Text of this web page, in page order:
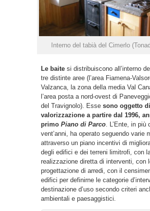
Interno del tabià del Cimerlo
Le baite si distribuiscono all’interno
tre distinte aree (l’area Fiamena-
Valzanca, la zona della media Val
l’area posta a nord-ovest di
del Travignolo). Esse sono oggetto di
valorizzazione a partire dal 1996,
primo Piano di Parco. L’Ente, in più
vent’anni, ha operato seguendo varie
attraverso un piano incentivi di
degli edifici e dei terreni limitrofi, con
realizzazione diretta di interventi, con
progettazione di arredi, con il
edifici per definirne le categorie
destinazione d’uso secondo criteri
ambientali e paesaggistici.